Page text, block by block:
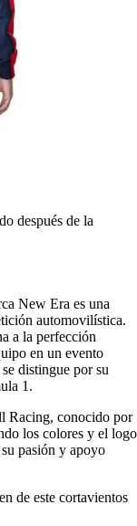
después de la
New Era es una
automovilística.
a la perfección
en un evento
distingue por su
1.
Racing, conocido por
los colores y el logo
pasión y apoyo
de este cortavientos